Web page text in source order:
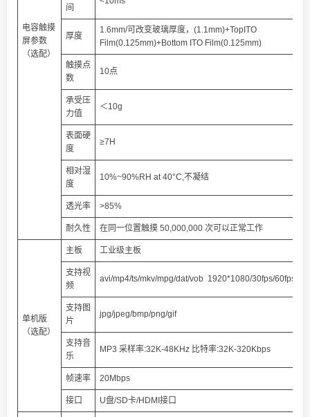
电容触摸
屏参数
（选配）
间
厚度
1.6mm/可改变玻璃厚度，(1.1mm)+TopITO
Film(0.125mm)+Bottom ITO Film(0.125mm)
触摸点
数
10点
承受压
力值
＜10g
表面硬
度
≥7H
相对湿
度
10%~90%RH at 40°C,不凝结
透光率 >85%
耐久性 在同一位置触摸 50,000,000 次可以正常工作
单机版
（选配）
主板 工业级主板
支持视
频
avi/mp4/ts/mkv/mpg/dat/vob 1920*1080/30fps/60fps
支持图
片
jpg/jpeg/bmp/png/gif
支持音
乐
MP3 采样率:32K‐48KHz 比特率:32K‐320Kbps
帧速率 20Mbps
接口 U盘/SD卡/HDMI接口